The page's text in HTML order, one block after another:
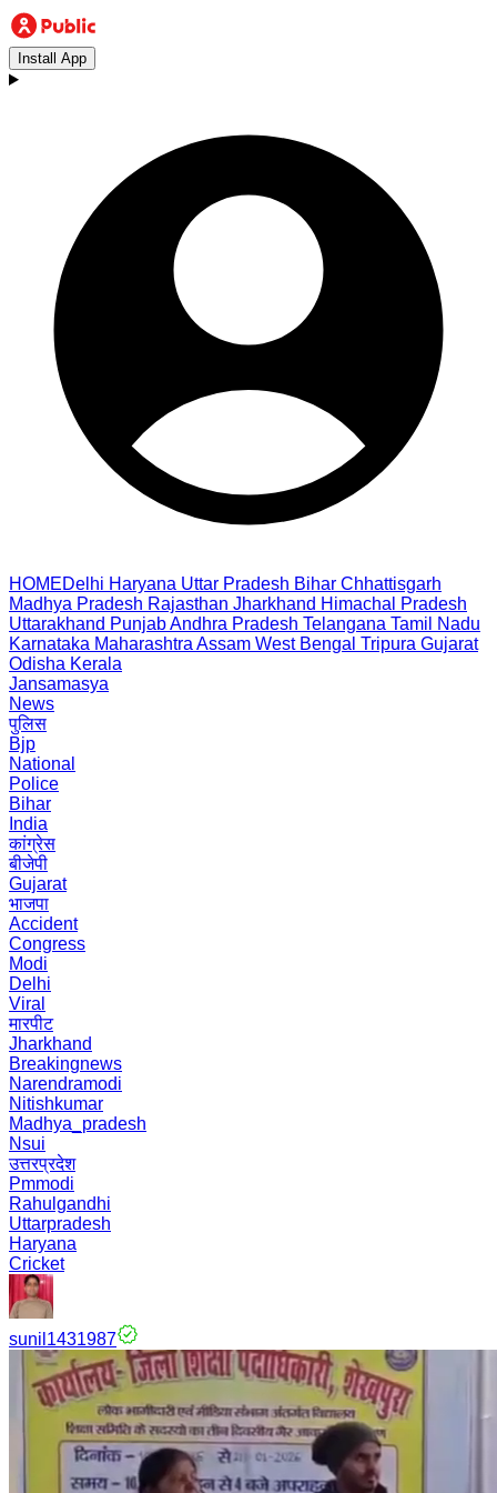
Install App
HOMEDelhi Haryana Uttar Pradesh Bihar Chhattisgarh
Madhya Pradesh Rajasthan Jharkhand Himachal Pradesh
Uttarakhand PunjabAndhra Pradesh Telangana Tamil Nadu
Karnataka Maharashtra Assam West Bengal Tripura Gujarat
Odisha Kerala
Jansamasya
News
पुलिस
Bjp
National
Police
Bihar
India
कांग्रेस
बीजेपी
Gujarat
भाजपा
Accident
Congress
Modi
Delhi
Viral
मारपीट
Jharkhand
Breakingnews
Narendramodi
Nitishkumar
Madhya_pradesh
Nsui
उत्तरप्रदेश
Pmmodi
Rahulgandhi
Uttarpradesh
Haryana
Cricket
sunil1431987